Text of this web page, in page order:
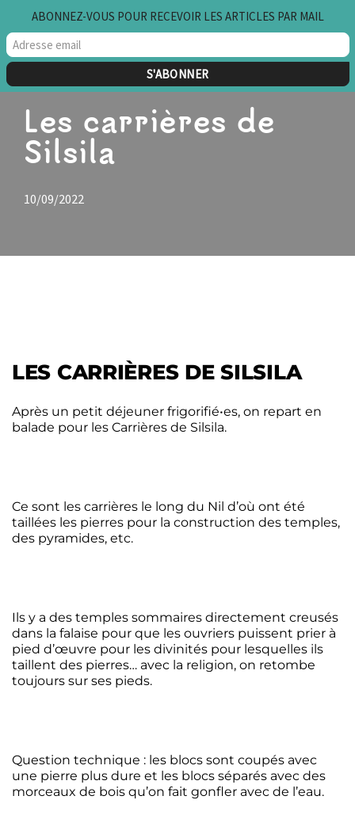
Aller
au
Les carrières de
Silsila
10/09/2022
LES CARRIÈRES DE SILSILA
Après un petit déjeuner frigorifié•es, on repart en
balade pour les Carrières de Silsila.
Ce sont les carrières le long du Nil d’où ont été
taillées les pierres pour la construction des temples,
des pyramides, etc.
Ils y a des temples sommaires directement creusés
dans la falaise pour que les ouvriers puissent prier à
pied d’œuvre pour les divinités pour lesquelles ils
taillent des pierres… avec la religion, on retombe
toujours sur ses pieds.
Question technique : les blocs sont coupés avec
une pierre plus dure et les blocs séparés avec des
morceaux de bois qu’on fait gonfler avec de l’eau.
ABONNEZ-VOUS POUR RECEVOIR LES ARTICLES PAR MAIL